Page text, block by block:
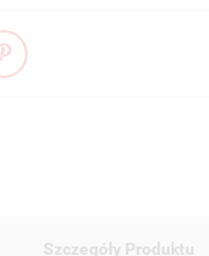
Szczegóły Produktu